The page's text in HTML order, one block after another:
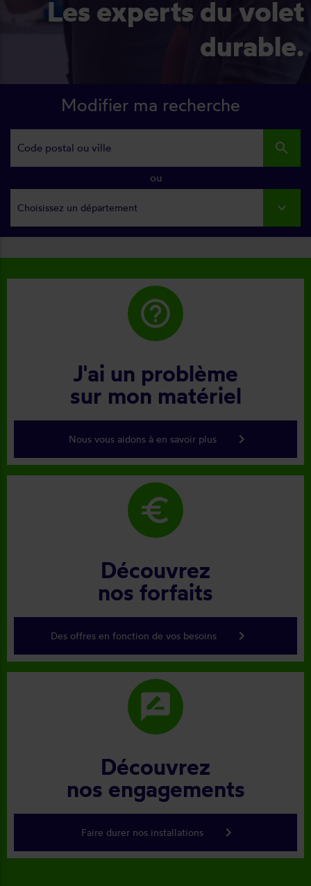
Les experts du volet
durable.
Modifier ma recherche
search
ou
Choisissez un département
help_outline
J'ai un problème
sur mon matériel
Nous vous aidons à en savoir plus keyboard_arrow_right
euro
Découvrez
nos forfaits
Des offres en fonction de vos besoins keyboard_arrow_right
rate_review
Découvrez
nos engagements
Faire durer nos installations keyboard_arrow_right